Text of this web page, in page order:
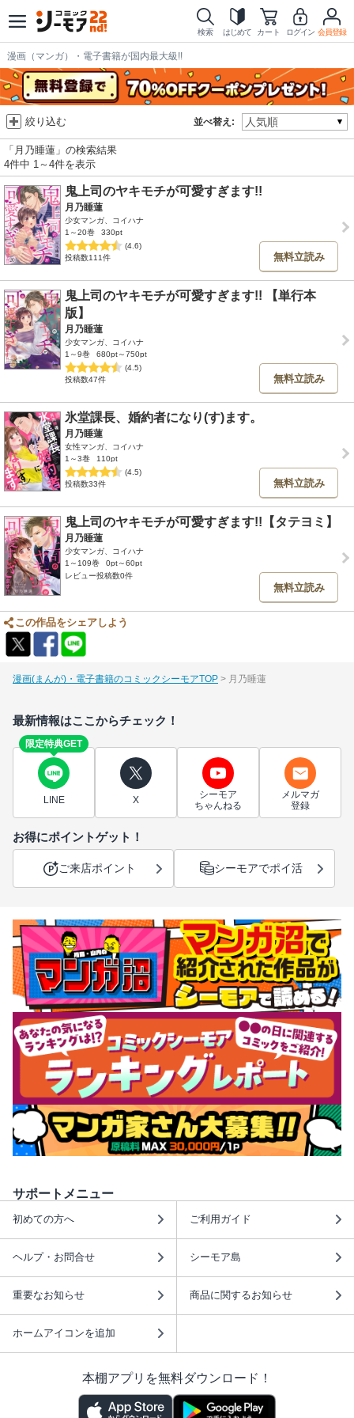
検索 はじめて カート ログイン 会員登録
漫画（マンガ）・電子書籍が国内最大級!!
並べ替え:
絞り込む
「月乃睡蓮」の検索結果
4件中 1～4件を表示
鬼上司のヤキモチが可愛すぎます!!
月乃睡蓮
少女マンガ、コイハナ
1～20巻
330pt
(4.6)
投稿数111件
無料立読み
鬼上司のヤキモチが可愛すぎます!! 【単行本
版】
月乃睡蓮
少女マンガ、コイハナ
1～9巻
680pt～750pt
(4.5)
投稿数47件
無料立読み
氷堂課長、婚約者になり(す)ます。
月乃睡蓮
女性マンガ、コイハナ
1～3巻
110pt
(4.5)
投稿数33件
無料立読み
鬼上司のヤキモチが可愛すぎます!!【タテヨミ】
月乃睡蓮
少女マンガ、コイハナ
1～109巻
0pt～60pt
レビュー投稿数0件
無料立読み
この作品をシェアしよう
漫画(まんが)・電子書籍のコミックシーモアTOP 月乃睡蓮
最新情報はここからチェック！
限定特典GET
LINE X
シーモア
ちゃんねる
メルマガ
登録
お得にポイントゲット！
ご来店ポイント シーモアでポイ活
サポートメニュー
初めての方へ ご利用ガイド
ヘルプ・お問合せ シーモア島
重要なお知らせ 商品に関するお知らせ
ホームアイコンを追加
本棚アプリを無料ダウンロード！